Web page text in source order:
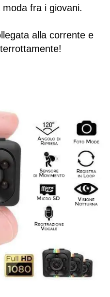
fra i giovani.
alla corrente e